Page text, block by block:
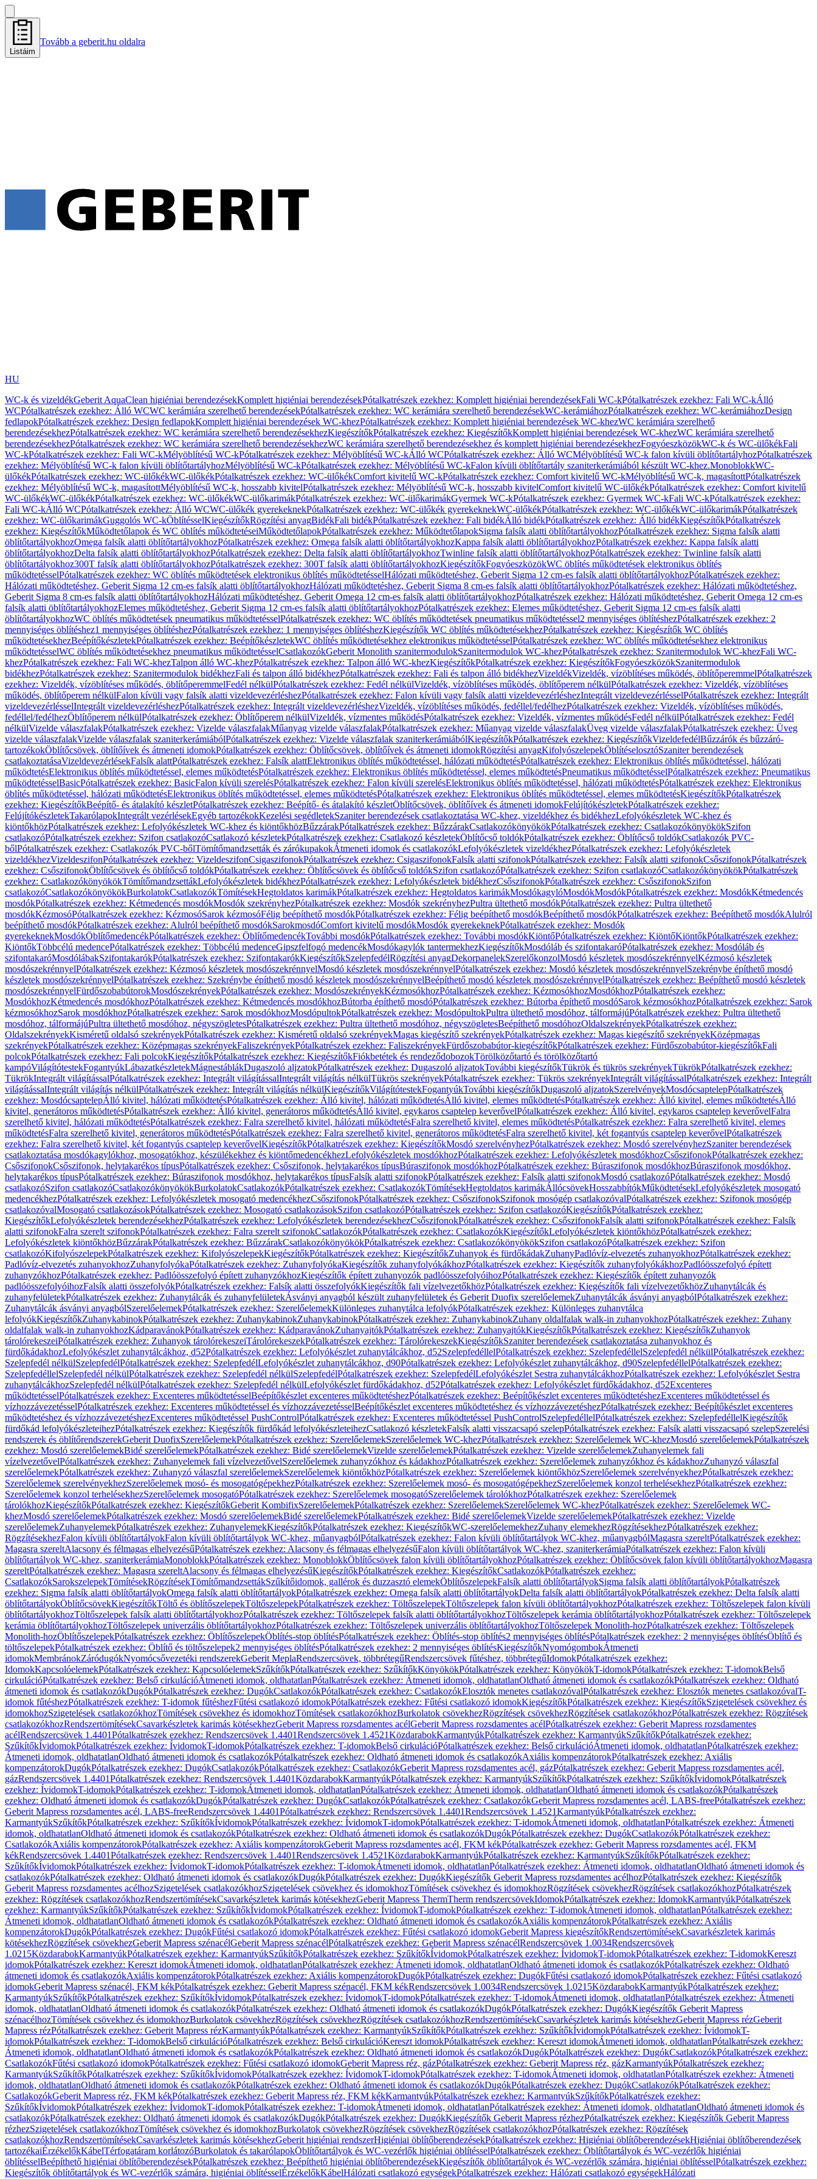
Listáim
Tovább a geberit.hu oldalra
HU
WC-k és vizeldékGeberit AquaClean higiéniai berendezésekKomplett higiéniai berendezésekPótalkatrészek ezekhez: Komplett higiéniai berendezésekFali WC-kPótalkatrészek ezekhez: Fali WC-kÁlló
WCPótalkatrészek ezekhez: Álló WCWC kerámiára szerelhető berendezésekPótalkatrészek ezekhez: WC kerámiára szerelhető berendezésekWC-kerámiáhozPótalkatrészek ezekhez: WC-kerámiáhozDesign
fedlapokPótalkatrészek ezekhez: Design fedlapokKomplett higiéniai berendezések WC-khezPótalkatrészek ezekhez: Komplett higiéniai berendezések WC-khezWC kerámiára szerelhető
berendezésekhezPótalkatrészek ezekhez: WC kerámiára szerelhető berendezésekhezKiegészítőkPótalkatrészek ezekhez: KiegészítőkKomplett higiéniai berendezések WC-khezWC kerámiára szerelhető
berendezésekhezPótalkatrészek ezekhez: WC kerámiára szerelhető berendezésekhezWC kerámiára szerelhető berendezésekhez és komplett higiéniai berendezésekhezFogyóeszközökWC-k és WC-ülőkékFali
WC-kPótalkatrészek ezekhez: Fali WC-kMélyöblítésű WC-kPótalkatrészek ezekhez: Mélyöblítésű WC-kÁlló WCPótalkatrészek ezekhez: Álló WCMélyöblítésű WC-k falon kívüli öblítőtartályhozPótalkatrészek
ezekhez: Mélyöblítésű WC-k falon kívüli öblítőtartályhozMélyöblítésű WC-kPótalkatrészek ezekhez: Mélyöblítésű WC-kFalon kívüli öblítőtartály szaniterkerámiából készült WC-khez.MonoblokkWC-
ülőkékPótalkatrészek ezekhez: WC-ülőkékWC-ülőkékPótalkatrészek ezekhez: WC-ülőkékComfort kivitelű WC-kPótalkatrészek ezekhez: Comfort kivitelű WC-kMélyöblítésű WC-k, magasítottPótalkatrészek
ezekhez: Mélyöblítésű WC-k, magasítottMélyöblítésű WC-k, hosszabb kivitelPótalkatrészek ezekhez: Mélyöblítésű WC-k, hosszabb kivitelComfort kivitelű WC-ülőkékPótalkatrészek ezekhez: Comfort kivitelű
WC-ülőkékWC-ülőkékPótalkatrészek ezekhez: WC-ülőkékWC-ülőkarimákPótalkatrészek ezekhez: WC-ülőkarimákGyermek WC-kPótalkatrészek ezekhez: Gyermek WC-kFali WC-kPótalkatrészek ezekhez:
Fali WC-kÁlló WCPótalkatrészek ezekhez: Álló WCWC-ülőkék gyerekeknekPótalkatrészek ezekhez: WC-ülőkék gyerekeknekWC-ülőkékPótalkatrészek ezekhez: WC-ülőkékWC-ülőkarimákPótalkatrészek
ezekhez: WC-ülőkarimákGuggolós WC-kÖblítésselKiegészítőkRögzítési anyagBidékFali bidékPótalkatrészek ezekhez: Fali bidékÁlló bidékPótalkatrészek ezekhez: Álló bidékKiegészítőkPótalkatrészek
ezekhez: KiegészítőkMűködtetőlapok és WC öblítés működtetéseiMűködtetőlapokPótalkatrészek ezekhez: MűködtetőlapokSigma falsík alatti öblítőtartályokhozPótalkatrészek ezekhez: Sigma falsík alatti
öblítőtartályokhozOmega falsík alatti öblítőtartályokhozPótalkatrészek ezekhez: Omega falsík alatti öblítőtartályokhozKappa falsík alatti öblítőtartályokhozPótalkatrészek ezekhez: Kappa falsík alatti
öblítőtartályokhozDelta falsík alatti öblítőtartályokhozPótalkatrészek ezekhez: Delta falsík alatti öblítőtartályokhozTwinline falsík alatti öblítőtartályokhozPótalkatrészek ezekhez: Twinline falsík alatti
öblítőtartályokhoz300T falsík alatti öblítőtartályokhozPótalkatrészek ezekhez: 300T falsík alatti öblítőtartályokhozKiegészítőkFogyóeszközökWC öblítés működtetések elektronikus öblítés
működtetésselPótalkatrészek ezekhez: WC öblítés működtetések elektronikus öblítés működtetésselHálózati működtetéshez, Geberit Sigma 12 cm-es falsík alatti öblítőtartályokhozPótalkatrészek ezekhez:
Hálózati működtetéshez, Geberit Sigma 12 cm-es falsík alatti öblítőtartályokhozHálózati működtetéshez, Geberit Sigma 8 cm-es falsík alatti öblítőtartályokhozPótalkatrészek ezekhez: Hálózati működtetéshez,
Geberit Sigma 8 cm-es falsík alatti öblítőtartályokhozHálózati működtetéshez, Geberit Omega 12 cm-es falsík alatti öblítőtartályokhozPótalkatrészek ezekhez: Hálózati működtetéshez, Geberit Omega 12 cm-es
falsík alatti öblítőtartályokhozElemes működtetéshez, Geberit Sigma 12 cm-es falsík alatti öblítőtartályokhozPótalkatrészek ezekhez: Elemes működtetéshez, Geberit Sigma 12 cm-es falsík alatti
öblítőtartályokhozWC öblítés működtetések pneumatikus működtetésselPótalkatrészek ezekhez: WC öblítés működtetések pneumatikus működtetéssel2 mennyiséges öblítéshezPótalkatrészek ezekhez: 2
mennyiséges öblítéshez1 mennyiséges öblítéshezPótalkatrészek ezekhez: 1 mennyiséges öblítéshezKiegészítők WC öblítés működtetésekhezPótalkatrészek ezekhez: Kiegészítők WC öblítés
működtetésekhezBeépítőkészletekPótalkatrészek ezekhez: BeépítőkészletekWC öblítés működtetésekhez elektronikus működtetésselPótalkatrészek ezekhez: WC öblítés működtetésekhez elektronikus
működtetésselWC öblítés működtetésekhez pneumatikus működtetésselCsatlakozókGeberit Monolith szanitermodulokSzanitermodulok WC-khezPótalkatrészek ezekhez: Szanitermodulok WC-khezFali WC-
khezPótalkatrészek ezekhez: Fali WC-khezTalpon álló WC-khezPótalkatrészek ezekhez: Talpon álló WC-khezKiegészítőkPótalkatrészek ezekhez: KiegészítőkFogyóeszközökSzanitermodulok
bidékhezPótalkatrészek ezekhez: Szanitermodulok bidékhezFali és talpon álló bidékhezPótalkatrészek ezekhez: Fali és talpon álló bidékhezVizeldékVizeldék, vízöblítéses működés, öblítőperemmelPótalkatrészek
ezekhez: Vizeldék, vízöblítéses működés, öblítőperemmelFedél nélkülPótalkatrészek ezekhez: Fedél nélkülVizeldék, vízöblítéses működés, öblítőperem nélkülPótalkatrészek ezekhez: Vizeldék, vízöblítéses
működés, öblítőperem nélkülFalon kívüli vagy falsík alatti vizeldevezérléshezPótalkatrészek ezekhez: Falon kívüli vagy falsík alatti vizeldevezérléshezIntegrált vizeldevezérlésselPótalkatrészek ezekhez: Integrált
vizeldevezérlésselIntegrált vizeldevezérléshezPótalkatrészek ezekhez: Integrált vizeldevezérléshezVizeldék, vízöblítéses működés, fedéllel/fedélhezPótalkatrészek ezekhez: Vizeldék, vízöblítéses működés,
fedéllel/fedélhezÖblítőperem nélkülPótalkatrészek ezekhez: Öblítőperem nélkülVizeldék, vízmentes működésPótalkatrészek ezekhez: Vizeldék, vízmentes működésFedél nélkülPótalkatrészek ezekhez: Fedél
nélkülVizelde válaszfalakPótalkatrészek ezekhez: Vizelde válaszfalakMűanyag vizelde válaszfalakPótalkatrészek ezekhez: Műanyag vizelde válaszfalakÜveg vizelde válaszfalakPótalkatrészek ezekhez: Üveg
vizelde válaszfalakVizelde válaszfalak szaniterkerámiábólPótalkatrészek ezekhez: Vizelde válaszfalak szaniterkerámiábólKiegészítőkPótalkatrészek ezekhez: KiegészítőkVizeldefedélBűzzárók és bűzzáró-
tartozékokÖblítőcsövek, öblítőívek és átmeneti idomokPótalkatrészek ezekhez: Öblítőcsövek, öblítőívek és átmeneti idomokRögzítési anyagKifolyószelepekÖblítéselosztóSzaniter berendezések
csatlakoztatásaVizeldevezérlésekFalsík alattPótalkatrészek ezekhez: Falsík alattElektronikus öblítés működtetéssel, hálózati működtetésPótalkatrészek ezekhez: Elektronikus öblítés működtetéssel, hálózati
működtetésElektronikus öblítés működtetéssel, elemes működtetésPótalkatrészek ezekhez: Elektronikus öblítés működtetéssel, elemes működtetésPneumatikus működtetésselPótalkatrészek ezekhez: Pneumatikus
működtetésselBasicPótalkatrészek ezekhez: BasicFalon kívüli szerelésPótalkatrészek ezekhez: Falon kívüli szerelésElektronikus öblítés működtetéssel, hálózati működtetésPótalkatrészek ezekhez: Elektronikus
öblítés működtetéssel, hálózati működtetésElektronikus öblítés működtetéssel, elemes működtetésPótalkatrészek ezekhez: Elektronikus öblítés működtetéssel, elemes működtetésKiegészítőkPótalkatrészek
ezekhez: KiegészítőkBeépítő- és átalakító készletPótalkatrészek ezekhez: Beépítő- és átalakító készletÖblítőcsövek, öblítőívek és átmeneti idomokFelújítókészletekPótalkatrészek ezekhez:
FelújítókészletekTakarólapokIntegrált vezérlésekEgyéb tartozékokKezelési segédletekSzaniter berendezések csatlakoztatása WC-khez, vizeldékhez és bidékhezLefolyókészletek WC-khez és
kiöntőkhözPótalkatrészek ezekhez: Lefolyókészletek WC-khez és kiöntőkhözBűzzárakPótalkatrészek ezekhez: BűzzárakCsatlakozókönyökökPótalkatrészek ezekhez: CsatlakozókönyökökSzifon
csatlakozóPótalkatrészek ezekhez: Szifon csatlakozóCsatlakozó készletekPótalkatrészek ezekhez: Csatlakozó készletekÖblítőcső toldókPótalkatrészek ezekhez: Öblítőcső toldókCsatlakozók PVC-
bőlPótalkatrészek ezekhez: Csatlakozók PVC-bőlTömítőmandzsetták és zárókupakokÁtmeneti idomok és csatlakozókLefolyókészletek vizeldékhezPótalkatrészek ezekhez: Lefolyókészletek
vizeldékhezVizeldeszifonPótalkatrészek ezekhez: VizeldeszifonCsigaszifonokPótalkatrészek ezekhez: CsigaszifonokFalsík alatti szifonokPótalkatrészek ezekhez: Falsík alatti szifonokCsőszifonokPótalkatrészek
ezekhez: CsőszifonokÖblítőcsövek és öblítőcső toldókPótalkatrészek ezekhez: Öblítőcsövek és öblítőcső toldókSzifon csatlakozóPótalkatrészek ezekhez: Szifon csatlakozóCsatlakozókönyökökPótalkatrészek
ezekhez: CsatlakozókönyökökTömítőmandzsettákLefolyókészletek bidékhezPótalkatrészek ezekhez: Lefolyókészletek bidékhezCsőszifonokPótalkatrészek ezekhez: CsőszifonokSzifon
csatlakozóCsatlakozókönyökökBurkolatokCsatlakozókTömítésekHegtoldatos karimákPótalkatrészek ezekhez: Hegtoldatos karimákMosdókagylóMosdókMosdókPótalkatrészek ezekhez: MosdókKétmedencés
mosdókPótalkatrészek ezekhez: Kétmedencés mosdókMosdók szekrényhezPótalkatrészek ezekhez: Mosdók szekrényhezPultra ültethető mosdókPótalkatrészek ezekhez: Pultra ültethető
mosdókKézmosóPótalkatrészek ezekhez: KézmosóSarok kézmosóFélig beépíthető mosdókPótalkatrészek ezekhez: Félig beépíthető mosdókBeépíthető mosdókPótalkatrészek ezekhez: Beépíthető mosdókAlulról
beépíthető mosdókPótalkatrészek ezekhez: Alulról beépíthető mosdókSarokmosdóComfort kivitelű mosdókMosdók gyerekeknekPótalkatrészek ezekhez: Mosdók
gyerekeknekMosdókÖblítőmedencékPótalkatrészek ezekhez: ÖblítőmedencékTovábbi mosdókPótalkatrészek ezekhez: További mosdókKiöntőPótalkatrészek ezekhez: KiöntőKiöntőkPótalkatrészek ezekhez:
KiöntőkTöbbcélú medencePótalkatrészek ezekhez: Többcélú medenceGipszfelfogó medencékMosdókagylók tantermekhezKiegészítőkMosdóláb és szifontakaróPótalkatrészek ezekhez: Mosdóláb és
szifontakaróMosdólábakSzifontakarókPótalkatrészek ezekhez: SzifontakarókKiegészítőkSzelepfedélRögzítési anyagDekorpanelekSzerelőkonzolMosdó készletek mosdószekrénnyelKézmosó készletek
mosdószekrénnyelPótalkatrészek ezekhez: Kézmosó készletek mosdószekrénnyelMosdó készletek mosdószekrénnyelPótalkatrészek ezekhez: Mosdó készletek mosdószekrénnyelSzekrénybe építhető mosdó
készletek mosdószekrénnyelPótalkatrészek ezekhez: Szekrénybe építhető mosdó készletek mosdószekrénnyelBeépíthető mosdó készletek mosdószekrénnyelPótalkatrészek ezekhez: Beépíthető mosdó készletek
mosdószekrénnyelFürdőszobabútorokMosdószekrényekPótalkatrészek ezekhez: MosdószekrényekKézmosókhozPótalkatrészek ezekhez: KézmosókhozMosdókhozPótalkatrészek ezekhez:
MosdókhozKétmedencés mosdókhozPótalkatrészek ezekhez: Kétmedencés mosdókhozBútorba építhető mosdóPótalkatrészek ezekhez: Bútorba építhető mosdóSarok kézmosókhozPótalkatrészek ezekhez: Sarok
kézmosókhozSarok mosdókhozPótalkatrészek ezekhez: Sarok mosdókhozMosdópultokPótalkatrészek ezekhez: MosdópultokPultra ültethető mosdóhoz, tálformájúPótalkatrészek ezekhez: Pultra ültethető
mosdóhoz, tálformájúPultra ültethető mosdóhoz, négyszögletesPótalkatrészek ezekhez: Pultra ültethető mosdóhoz, négyszögletesBeépíthető mosdóhozOldalszekrényekPótalkatrészek ezekhez:
OldalszekrényekKisméretű oldalsó szekrényekPótalkatrészek ezekhez: Kisméretű oldalsó szekrényekMagas kiegészítő szekrényekPótalkatrészek ezekhez: Magas kiegészítő szekrényekKözépmagas
szekrényekPótalkatrészek ezekhez: Középmagas szekrényekFaliszekrényekPótalkatrészek ezekhez: FaliszekrényekFürdőszobabútor-kiegészítőkPótalkatrészek ezekhez: Fürdőszobabútor-kiegészítőkFali
polcokPótalkatrészek ezekhez: Fali polcokKiegészítőkPótalkatrészek ezekhez: KiegészítőkFiókbetétek és rendeződobozokTörölközőtartó és törölközőtartó
kampóVilágítótestekFogantyúkLábazatkészletekMágnestáblákDugaszoló aljzatokPótalkatrészek ezekhez: Dugaszoló aljzatokTovábbi kiegészítőkTükrök és tükrös szekrényekTükrökPótalkatrészek ezekhez:
TükrökIntegrált világítássalPótalkatrészek ezekhez: Integrált világítássalIntegrált világítás nélkülTükrös szekrényekPótalkatrészek ezekhez: Tükrös szekrényekIntegrált világítássalPótalkatrészek ezekhez: Integrált
világítássalIntegrált világítás nélkülPótalkatrészek ezekhez: Integrált világítás nélkülKiegészítőkVilágítótestekFogantyúkTovábbi kiegészítőkDugaszoló aljzatokSzerelvényekMosdócsaptelepPótalkatrészek
ezekhez: MosdócsaptelepÁlló kivitel, hálózati működtetésPótalkatrészek ezekhez: Álló kivitel, hálózati működtetésÁlló kivitel, elemes működtetésPótalkatrészek ezekhez: Álló kivitel, elemes működtetésÁlló
kivitel, generátoros működtetésPótalkatrészek ezekhez: Álló kivitel, generátoros működtetésÁlló kivitel, egykaros csaptelep keverővelPótalkatrészek ezekhez: Álló kivitel, egykaros csaptelep keverővelFalra
szerelhető kivitel, hálózati működtetésPótalkatrészek ezekhez: Falra szerelhető kivitel, hálózati működtetésFalra szerelhető kivitel, elemes működtetésPótalkatrészek ezekhez: Falra szerelhető kivitel, elemes
működtetésFalra szerelhető kivitel, generátoros működtetésPótalkatrészek ezekhez: Falra szerelhető kivitel, generátoros működtetésFalra szerelhető kivitel, két fogantyús csaptelep keverővelPótalkatrészek
ezekhez: Falra szerelhető kivitel, két fogantyús csaptelep keverővelKiegészítőkPótalkatrészek ezekhez: KiegészítőkMosdó szerelvényhezPótalkatrészek ezekhez: Mosdó szerelvényhezSzaniter berendezések
csatlakoztatása mosdókagylókhoz, mosogatókhoz, készülékekhez és kiöntőmedencékhezLefolyókészletek mosdókhozPótalkatrészek ezekhez: Lefolyókészletek mosdókhozCsőszifonokPótalkatrészek ezekhez:
CsőszifonokCsőszifonok, helytakarékos típusPótalkatrészek ezekhez: Csőszifonok, helytakarékos típusBúraszifonok mosdókhozPótalkatrészek ezekhez: Búraszifonok mosdókhozBúraszifonok mosdókhoz,
helytakarékos típusPótalkatrészek ezekhez: Búraszifonok mosdókhoz, helytakarékos típusFalsík alatti szifonokPótalkatrészek ezekhez: Falsík alatti szifonokMosdó csatlakozóPótalkatrészek ezekhez: Mosdó
csatlakozóSzifon csatlakozóCsatlakozókönyökökBurkolatokCsatlakozókPótalkatrészek ezekhez: CsatlakozókTömítésekHegtoldatos karimákÁllócsövekHosszabbítókMűködtetésekLefolyókészletek mosogató
medencékhezPótalkatrészek ezekhez: Lefolyókészletek mosogató medencékhezCsőszifonokPótalkatrészek ezekhez: CsőszifonokSzifonok mosógép csatlakozóvalPótalkatrészek ezekhez: Szifonok mosógép
csatlakozóvalMosogató csatlakozásokPótalkatrészek ezekhez: Mosogató csatlakozásokSzifon csatlakozóPótalkatrészek ezekhez: Szifon csatlakozóKiegészítőkPótalkatrészek ezekhez:
KiegészítőkLefolyókészletek berendezésekhezPótalkatrészek ezekhez: Lefolyókészletek berendezésekhezCsőszifonokPótalkatrészek ezekhez: CsőszifonokFalsík alatti szifonokPótalkatrészek ezekhez: Falsík
alatti szifonokFalra szerelt szifonokPótalkatrészek ezekhez: Falra szerelt szifonokCsatlakozókPótalkatrészek ezekhez: CsatlakozókKiegészítőkLefolyókészletek kiöntőkhözPótalkatrészek ezekhez:
Lefolyókészletek kiöntőkhözBűzzárakPótalkatrészek ezekhez: BűzzárakCsatlakozókönyökökPótalkatrészek ezekhez: CsatlakozókönyökökSzifon csatlakozóPótalkatrészek ezekhez: Szifon
csatlakozóKifolyószelepekPótalkatrészek ezekhez: KifolyószelepekKiegészítőkPótalkatrészek ezekhez: KiegészítőkZuhanyok és fürdőkádakZuhanyPadlóvíz-elvezetés zuhanyokhozPótalkatrészek ezekhez:
Padlóvíz-elvezetés zuhanyokhozZuhanyfolyókaPótalkatrészek ezekhez: ZuhanyfolyókaKiegészítők zuhanyfolyókákhozPótalkatrészek ezekhez: Kiegészítők zuhanyfolyókákhozPadlóösszefolyó épített
zuhanyzókhozPótalkatrészek ezekhez: Padlóösszefolyó épített zuhanyzókhozKiegészítők épített zuhanyozók padlóösszefolyóihozPótalkatrészek ezekhez: Kiegészítők épített zuhanyozók
padlóösszefolyóihozFalsík alatti összefolyókPótalkatrészek ezekhez: Falsík alatti összefolyókKiegészítők fali vízelvezetőkhözPótalkatrészek ezekhez: Kiegészítők fali vízelvezetőkhözZuhanytálcák és
zuhanyfelületekPótalkatrészek ezekhez: Zuhanytálcák és zuhanyfelületekÁsványi anyagból készült zuhanyfelületek és Geberit Duofix szerelőelemekZuhanytálcák ásványi anyagbólPótalkatrészek ezekhez:
Zuhanytálcák ásványi anyagbólSzerelőelemekPótalkatrészek ezekhez: SzerelőelemekKülönleges zuhanytálca lefolyókPótalkatrészek ezekhez: Különleges zuhanytálca
lefolyókKiegészítőkZuhanykabinokPótalkatrészek ezekhez: ZuhanykabinokZuhanykabinokPótalkatrészek ezekhez: ZuhanykabinokZuhany oldalfalak walk-in zuhanyokhozPótalkatrészek ezekhez: Zuhany
oldalfalak walk-in zuhanyokhozKádparavánokPótalkatrészek ezekhez: KádparavánokZuhanyajtókPótalkatrészek ezekhez: ZuhanyajtókKiegészítőkPótalkatrészek ezekhez: KiegészítőkZuhanyok
tárolórekeszeiPótalkatrészek ezekhez: Zuhanyok tárolórekeszeiTárolórekeszekPótalkatrészek ezekhez: TárolórekeszekKiegészítőkSzaniter berendezések csatlakoztatása zuhanyokhoz és
fürdőkádakhozLefolyókészlet zuhanytálcákhoz, d52Pótalkatrészek ezekhez: Lefolyókészlet zuhanytálcákhoz, d52SzelepfedéllelPótalkatrészek ezekhez: SzelepfedéllelSzelepfedél nélkülPótalkatrészek ezekhez:
Szelepfedél nélkülSzelepfedélPótalkatrészek ezekhez: SzelepfedélLefolyókészlet zuhanytálcákhoz, d90Pótalkatrészek ezekhez: Lefolyókészlet zuhanytálcákhoz, d90SzelepfedéllelPótalkatrészek ezekhez:
SzelepfedéllelSzelepfedél nélkülPótalkatrészek ezekhez: Szelepfedél nélkülSzelepfedélPótalkatrészek ezekhez: SzelepfedélLefolyókészlet Sestra zuhanytálcákhozPótalkatrészek ezekhez: Lefolyókészlet Sestra
zuhanytálcákhozSzelepfedél nélkülPótalkatrészek ezekhez: Szelepfedél nélkülLefolyókészlet fürdőkádakhoz, d52Pótalkatrészek ezekhez: Lefolyókészlet fürdőkádakhoz, d52Excenteres
működtetésselPótalkatrészek ezekhez: Excenteres működtetésselBeépítőkészlet excenteres működtetéshezPótalkatrészek ezekhez: Beépítőkészlet excenteres működtetéshezExcenteres működtetéssel és
vízhozzávezetésselPótalkatrészek ezekhez: Excenteres működtetéssel és vízhozzávezetésselBeépítőkészlet excenteres működtetéshez és vízhozzávezetéshezPótalkatrészek ezekhez: Beépítőkészlet excenteres
működtetéshez és vízhozzávezetéshezExcenteres működtetéssel PushControlPótalkatrészek ezekhez: Excenteres működtetéssel PushControlSzelepfedéllelPótalkatrészek ezekhez: SzelepfedéllelKiegészítők
fürdőkád lefolyókészleteihezPótalkatrészek ezekhez: Kiegészítők fürdőkád lefolyókészleteihezCsatlakozó készletekFalsík alatti visszacsapó szelepPótalkatrészek ezekhez: Falsík alatti visszacsapó szelepSzerelési
rendszerek és öblítőrendszerekGeberit DuofixSzerelőelemekPótalkatrészek ezekhez: SzerelőelemekSzerelőelemek WC-khezPótalkatrészek ezekhez: Szerelőelemek WC-khezMosdó szerelőelemekPótalkatrészek
ezekhez: Mosdó szerelőelemekBidé szerelőelemekPótalkatrészek ezekhez: Bidé szerelőelemekVizelde szerelőelemekPótalkatrészek ezekhez: Vizelde szerelőelemekZuhanyelemek fali
vízelvezetővelPótalkatrészek ezekhez: Zuhanyelemek fali vízelvezetővelSzerelőelemek zuhanyzókhoz és kádakhozPótalkatrészek ezekhez: Szerelőelemek zuhanyzókhoz és kádakhozZuhanyzó válaszfal
szerelőelemekPótalkatrészek ezekhez: Zuhanyzó válaszfal szerelőelemekSzerelőelemek kiöntőkhözPótalkatrészek ezekhez: Szerelőelemek kiöntőkhözSzerelőelemek szerelvényekhezPótalkatrészek ezekhez:
Szerelőelemek szerelvényekhezSzerelőelemek mosó- és mosogatógépekhezPótalkatrészek ezekhez: Szerelőelemek mosó- és mosogatógépekhezSzerelőelemek konzol terhelésekhezPótalkatrészek ezekhez:
Szerelőelemek konzol terhelésekhezSzerelőelemek mosogatóPótalkatrészek ezekhez: Szerelőelemek mosogatóSzerelőelemek tárolókhozPótalkatrészek ezekhez: Szerelőelemek
tárolókhozKiegészítőkPótalkatrészek ezekhez: KiegészítőkGeberit KombifixSzerelőelemekPótalkatrészek ezekhez: SzerelőelemekSzerelőelemek WC-khezPótalkatrészek ezekhez: Szerelőelemek WC-
khezMosdó szerelőelemekPótalkatrészek ezekhez: Mosdó szerelőelemekBidé szerelőelemekPótalkatrészek ezekhez: Bidé szerelőelemekVizelde szerelőelemekPótalkatrészek ezekhez: Vizelde
szerelőelemekZuhanyelemekPótalkatrészek ezekhez: ZuhanyelemekKiegészítőkPótalkatrészek ezekhez: KiegészítőkWC-szerelőelemekhezZuhany elemekhezRögzítésekhezPótalkatrészek ezekhez:
RögzítésekhezFalon kívüli öblítőtartályokFalon kívüli öblítőtartályok WC-khez, műanyagbólPótalkatrészek ezekhez: Falon kívüli öblítőtartályok WC-khez, műanyagbólMagasra szereltPótalkatrészek ezekhez:
Magasra szereltAlacsony és félmagas elhelyezésűPótalkatrészek ezekhez: Alacsony és félmagas elhelyezésűFalon kívüli öblítőtartályok WC-khez, szaniterkerámiaPótalkatrészek ezekhez: Falon kívüli
öblítőtartályok WC-khez, szaniterkerámiaMonoblokkPótalkatrészek ezekhez: MonoblokkÖblítőcsövek falon kívüli öblítőtartályokhozPótalkatrészek ezekhez: Öblítőcsövek falon kívüli öblítőtartályokhozMagasra
szereltPótalkatrészek ezekhez: Magasra szereltAlacsony és félmagas elhelyezésűKiegészítőkPótalkatrészek ezekhez: KiegészítőkCsatlakozókPótalkatrészek ezekhez:
CsatlakozókSarokszelepekTömítésekRögzítésekTömítőmandzsettákSzűkítőidomok, gallérok és duzzasztó elemekÖblítőszelepekFalsík alatti öblítőtartályokSigma falsík alatti öblítőtartályokPótalkatrészek
ezekhez: Sigma falsík alatti öblítőtartályokOmega falsík alatti öblítőtartályokPótalkatrészek ezekhez: Omega falsík alatti öblítőtartályokDelta falsík alatti öblítőtartályokPótalkatrészek ezekhez: Delta falsík alatti
öblítőtartályokÖblítőcsövekKiegészítőkTöltő és öblítőszelepekTöltőszelepekPótalkatrészek ezekhez: TöltőszelepekTöltőszelepek falon kívüli öblítőtartályokhozPótalkatrészek ezekhez: Töltőszelepek falon kívüli
öblítőtartályokhozTöltőszelepek falsík alatti öblítőtartályokhozPótalkatrészek ezekhez: Töltőszelepek falsík alatti öblítőtartályokhozTöltőszelepek kerámia öblítőtartályokhozPótalkatrészek ezekhez: Töltőszelepek
kerámia öblítőtartályokhozTöltőszelepek univerzális öblítőtartályokhozPótalkatrészek ezekhez: Töltőszelepek univerzális öblítőtartályokhozTöltőszelepek Monolith-hozPótalkatrészek ezekhez: Töltőszelepek
Monolith-hozÖblítőszelepekPótalkatrészek ezekhez: ÖblítőszelepekÖblítés-stop öblítésPótalkatrészek ezekhez: Öblítés-stop öblítés2 mennyiséges öblítésPótalkatrészek ezekhez: 2 mennyiséges öblítésÖblítő és
töltőszelepekPótalkatrészek ezekhez: Öblítő és töltőszelepek2 mennyiséges öblítésPótalkatrészek ezekhez: 2 mennyiséges öblítésKiegészítőkNyomógombokÁtmeneti
idomokMembránokZáródugókNyomócsővezetéki rendszerekGeberit MeplaRendszercsövek, többrétegűRendszercsövek fűtéshez, többrétegűIdomokPótalkatrészek ezekhez:
IdomokKapcsolóelemekPótalkatrészek ezekhez: KapcsolóelemekSzűkítőkPótalkatrészek ezekhez: SzűkítőkKönyökökPótalkatrészek ezekhez: KönyökökT-idomokPótalkatrészek ezekhez: T-idomokBelső
cirkulációPótalkatrészek ezekhez: Belső cirkulációÁtmeneti idomok, oldhatatlanPótalkatrészek ezekhez: Átmeneti idomok, oldhatatlanOldható átmeneti idomok és csatlakozókPótalkatrészek ezekhez: Oldható
átmeneti idomok és csatlakozókDugókPótalkatrészek ezekhez: DugókCsatlakozókPótalkatrészek ezekhez: CsatlakozókElosztók menetes csatlakozóvalPótalkatrészek ezekhez: Elosztók menetes csatlakozóvalT-
idomok fűtéshezPótalkatrészek ezekhez: T-idomok fűtéshezFűtési csatlakozó idomokPótalkatrészek ezekhez: Fűtési csatlakozó idomokKiegészítőkPótalkatrészek ezekhez: KiegészítőkSzigetelések csövekhez és
idomokhozSzigetelések csatlakozókhozTömítések csövekhez és idomokhozTömítések csatlakozókhozBurkolatok csövekhezRögzítések csövekhezRögzítések csatlakozókhozPótalkatrészek ezekhez: Rögzítések
csatlakozókhozRendszertömítésekCsavarkészletek karimás kötésekhezGeberit Mapress rozsdamentes acélGeberit Mapress rozsdamentes acélPótalkatrészek ezekhez: Geberit Mapress rozsdamentes
acélRendszercsövek 1.4401Pótalkatrészek ezekhez: Rendszercsövek 1.4401Rendszercsövek 1.4521KözdarabokKarmantyúkPótalkatrészek ezekhez: KarmantyúkSzűkítőkPótalkatrészek ezekhez:
SzűkítőkÍvidomokPótalkatrészek ezekhez: ÍvidomokT-idomokPótalkatrészek ezekhez: T-idomokBelső cirkulációPótalkatrészek ezekhez: Belső cirkulációÁtmeneti idomok, oldhatatlanPótalkatrészek ezekhez:
Átmeneti idomok, oldhatatlanOldható átmeneti idomok és csatlakozókPótalkatrészek ezekhez: Oldható átmeneti idomok és csatlakozókAxiális kompenzátorokPótalkatrészek ezekhez: Axiális
kompenzátorokDugókPótalkatrészek ezekhez: DugókCsatlakozókPótalkatrészek ezekhez: CsatlakozókGeberit Mapress rozsdamentes acél, gázPótalkatrészek ezekhez: Geberit Mapress rozsdamentes acél,
gázRendszercsövek 1.4401Pótalkatrészek ezekhez: Rendszercsövek 1.4401KözdarabokKarmantyúkPótalkatrészek ezekhez: KarmantyúkSzűkítőkPótalkatrészek ezekhez: SzűkítőkÍvidomokPótalkatrészek
ezekhez: ÍvidomokT-idomokPótalkatrészek ezekhez: T-idomokÁtmeneti idomok, oldhatatlanPótalkatrészek ezekhez: Átmeneti idomok, oldhatatlanOldható átmeneti idomok és csatlakozókPótalkatrészek
ezekhez: Oldható átmeneti idomok és csatlakozókDugókPótalkatrészek ezekhez: DugókCsatlakozókPótalkatrészek ezekhez: CsatlakozókGeberit Mapress rozsdamentes acél, LABS-freePótalkatrészek ezekhez:
Geberit Mapress rozsdamentes acél, LABS-freeRendszercsövek 1.4401Pótalkatrészek ezekhez: Rendszercsövek 1.4401Rendszercsövek 1.4521KarmantyúkPótalkatrészek ezekhez:
KarmantyúkSzűkítőkPótalkatrészek ezekhez: SzűkítőkÍvidomokPótalkatrészek ezekhez: ÍvidomokT-idomokPótalkatrészek ezekhez: T-idomokÁtmeneti idomok, oldhatatlanPótalkatrészek ezekhez: Átmeneti
idomok, oldhatatlanOldható átmeneti idomok és csatlakozókPótalkatrészek ezekhez: Oldható átmeneti idomok és csatlakozókDugókPótalkatrészek ezekhez: DugókCsatlakozókPótalkatrészek ezekhez:
CsatlakozókAxiális kompenzátorokPótalkatrészek ezekhez: Axiális kompenzátorokGeberit Mapress rozsdamentes acél, FKM kékPótalkatrészek ezekhez: Geberit Mapress rozsdamentes acél, FKM
kékRendszercsövek 1.4401Pótalkatrészek ezekhez: Rendszercsövek 1.4401Rendszercsövek 1.4521KözdarabokKarmantyúkPótalkatrészek ezekhez: KarmantyúkSzűkítőkPótalkatrészek ezekhez:
SzűkítőkÍvidomokPótalkatrészek ezekhez: ÍvidomokT-idomokPótalkatrészek ezekhez: T-idomokÁtmeneti idomok, oldhatatlanPótalkatrészek ezekhez: Átmeneti idomok, oldhatatlanOldható átmeneti idomok és
csatlakozókPótalkatrészek ezekhez: Oldható átmeneti idomok és csatlakozókDugókPótalkatrészek ezekhez: DugókKiegészítők Geberit Mapress rozsdamentes acélhozPótalkatrészek ezekhez: Kiegészítők
Geberit Mapress rozsdamentes acélhozSzigetelések csatlakozókhozSzigetelések csövekhez és idomokhozTömítések csövekhez és idomokhozRögzítések csövekhezRögzítések csatlakozókhozPótalkatrészek
ezekhez: Rögzítések csatlakozókhozRendszertömítésekCsavarkészletek karimás kötésekhezGeberit Mapress ThermTherm rendszercsövekIdomokPótalkatrészek ezekhez: IdomokKarmantyúkPótalkatrészek
ezekhez: KarmantyúkSzűkítőkPótalkatrészek ezekhez: SzűkítőkÍvidomokPótalkatrészek ezekhez: ÍvidomokT-idomokPótalkatrészek ezekhez: T-idomokÁtmeneti idomok, oldhatatlanPótalkatrészek ezekhez:
Átmeneti idomok, oldhatatlanOldható átmeneti idomok és csatlakozókPótalkatrészek ezekhez: Oldható átmeneti idomok és csatlakozókAxiális kompenzátorokPótalkatrészek ezekhez: Axiális
kompenzátorokDugókPótalkatrészek ezekhez: DugókFűtési csatlakozó idomokPótalkatrészek ezekhez: Fűtési csatlakozó idomokGeberit Mapress kiegészítőkRendszertömítésekCsavarkészletek karimás
kötésekhezRögzítések csövekhezGeberit Mapress szénacélGeberit Mapress szénacélPótalkatrészek ezekhez: Geberit Mapress szénacélRendszercsövek 1.0034Rendszercsövek
1.0215KözdarabokKarmantyúkPótalkatrészek ezekhez: KarmantyúkSzűkítőkPótalkatrészek ezekhez: SzűkítőkÍvidomokPótalkatrészek ezekhez: ÍvidomokT-idomokPótalkatrészek ezekhez: T-idomokKereszt
idomokPótalkatrészek ezekhez: Kereszt idomokÁtmeneti idomok, oldhatatlanPótalkatrészek ezekhez: Átmeneti idomok, oldhatatlanOldható átmeneti idomok és csatlakozókPótalkatrészek ezekhez: Oldható
átmeneti idomok és csatlakozókAxiális kompenzátorokPótalkatrészek ezekhez: Axiális kompenzátorokDugókPótalkatrészek ezekhez: DugókFűtési csatlakozó idomokPótalkatrészek ezekhez: Fűtési csatlakozó
idomokGeberit Mapress szénacél, FKM kékPótalkatrészek ezekhez: Geberit Mapress szénacél, FKM kékRendszercsövek 1.0034Rendszercsövek 1.0215KözdarabokKarmantyúkPótalkatrészek ezekhez:
KarmantyúkSzűkítőkPótalkatrészek ezekhez: SzűkítőkÍvidomokPótalkatrészek ezekhez: ÍvidomokT-idomokPótalkatrészek ezekhez: T-idomokÁtmeneti idomok, oldhatatlanPótalkatrészek ezekhez: Átmeneti
idomok, oldhatatlanOldható átmeneti idomok és csatlakozókPótalkatrészek ezekhez: Oldható átmeneti idomok és csatlakozókDugókPótalkatrészek ezekhez: DugókKiegészítők Geberit Mapress
szénacélhozTömítések csövekhez és idomokhozBurkolatok csövekhezRögzítések csövekhezRögzítések csatlakozókhozRendszertömítésekCsavarkészletek karimás kötésekhezGeberit Mapress rézGeberit
Mapress rézPótalkatrészek ezekhez: Geberit Mapress rézKarmantyúkPótalkatrészek ezekhez: KarmantyúkSzűkítőkPótalkatrészek ezekhez: SzűkítőkÍvidomokPótalkatrészek ezekhez: ÍvidomokT-
idomokPótalkatrészek ezekhez: T-idomokBelső cirkulációPótalkatrészek ezekhez: Belső cirkulációKereszt idomokPótalkatrészek ezekhez: Kereszt idomokÁtmeneti idomok, oldhatatlanPótalkatrészek ezekhez:
Átmeneti idomok, oldhatatlanOldható átmeneti idomok és csatlakozókPótalkatrészek ezekhez: Oldható átmeneti idomok és csatlakozókDugókPótalkatrészek ezekhez: DugókCsatlakozókPótalkatrészek ezekhez:
CsatlakozókFűtési csatlakozó idomokPótalkatrészek ezekhez: Fűtési csatlakozó idomokGeberit Mapress réz, gázPótalkatrészek ezekhez: Geberit Mapress réz, gázKarmantyúkPótalkatrészek ezekhez:
KarmantyúkSzűkítőkPótalkatrészek ezekhez: SzűkítőkÍvidomokPótalkatrészek ezekhez: ÍvidomokT-idomokPótalkatrészek ezekhez: T-idomokÁtmeneti idomok, oldhatatlanPótalkatrészek ezekhez: Átmeneti
idomok, oldhatatlanOldható átmeneti idomok és csatlakozókPótalkatrészek ezekhez: Oldható átmeneti idomok és csatlakozókDugókPótalkatrészek ezekhez: DugókCsatlakozókPótalkatrészek ezekhez:
CsatlakozókGeberit Mapress réz, FKM kékPótalkatrészek ezekhez: Geberit Mapress réz, FKM kékKarmantyúkPótalkatrészek ezekhez: KarmantyúkSzűkítőkPótalkatrészek ezekhez:
SzűkítőkÍvidomokPótalkatrészek ezekhez: ÍvidomokT-idomokPótalkatrészek ezekhez: T-idomokÁtmeneti idomok, oldhatatlanPótalkatrészek ezekhez: Átmeneti idomok, oldhatatlanOldható átmeneti idomok és
csatlakozókPótalkatrészek ezekhez: Oldható átmeneti idomok és csatlakozókDugókPótalkatrészek ezekhez: DugókKiegészítők Geberit Mapress rézhezPótalkatrészek ezekhez: Kiegészítők Geberit Mapress
rézhezSzigetelések csatlakozókhozTömítések csövekhez és idomokhozBurkolatok csövekhezRögzítések csövekhezRögzítések csatlakozókhozPótalkatrészek ezekhez: Rögzítések
csatlakozókhozRendszertömítésekCsavarkészletek karimás kötésekhezGeberit higiéniai rendszerHigiéniai öblítőberendezésekPótalkatrészek ezekhez: Higiéniai öblítőberendezésekHigiéniai öblítőberendezések
tartozékaiÉrzékelőkKábelTérfogatáram korlátozóBurkolatok és takarólapokÖblítőtartályok és WC-vezérlők higiéniai öblítésselPótalkatrészek ezekhez: Öblítőtartályok és WC-vezérlők higiéniai
öblítésselBeépíthető higiéniai öblítőberendezésekPótalkatrészek ezekhez: Beépíthető higiéniai öblítőberendezésekKiegészítők öblítőtartályok és WC-vezérlők számára, higiéniai öblítésselPótalkatrészek ezekhez:
Kiegészítők öblítőtartályok és WC-vezérlők számára, higiéniai öblítésselÉrzékelőkKábelHálózati csatlakozó egységekPótalkatrészek ezekhez: Hálózati csatlakozó egységekHálózati